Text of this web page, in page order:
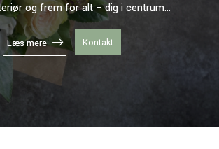
og frem for alt – dig i centrum...
Læs mere Kontakt